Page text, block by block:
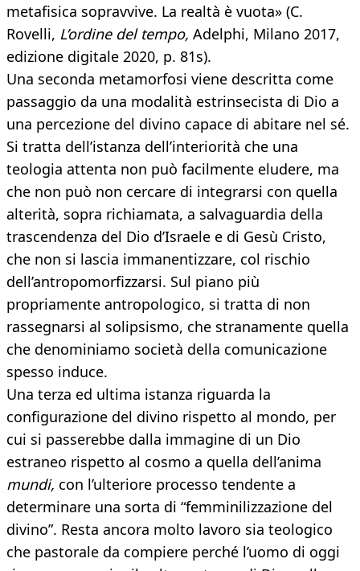
metafisica sopravvive. La realtà è vuota» (C.
Rovelli, L’ordine del tempo, Adelphi, Milano 2017,
edizione digitale 2020, p. 81s).
Una seconda metamorfosi viene descritta come
passaggio da una modalità estrinsecista di Dio a
una percezione del divino capace di abitare nel sé.
Si tratta dell’istanza dell’interiorità che una
teologia attenta non può facilmente eludere, ma
che non può non cercare di integrarsi con quella
alterità, sopra richiamata, a salvaguardia della
trascendenza del Dio d’Israele e di Gesù Cristo,
che non si lascia immanentizzare, col rischio
dell’antropomorfizzarsi. Sul piano più
propriamente antropologico, si tratta di non
rassegnarsi al solipsismo, che stranamente quella
che denominiamo società della comunicazione
spesso induce.
Una terza ed ultima istanza riguarda la
configurazione del divino rispetto al mondo, per
cui si passerebbe dalla immagine di un Dio
estraneo rispetto al cosmo a quella dell’anima
mundi, con l’ulteriore processo tendente a
determinare una sorta di “femminilizzazione del
divino”. Resta ancora molto lavoro sia teologico
che pastorale da compiere perché l’uomo di oggi